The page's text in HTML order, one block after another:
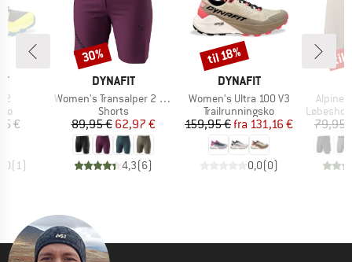
2
€
(1)
MÆRKE
DYNAFIT
Artikel
Women's Transalper 2 Light DST Shorts
Produktgruppe
Shorts
Pris
89,95 €Nedsat pris
62,97 €
4,3(6)
Rabat
30%
MÆRKE
DYNAFIT
Artikel
Women's Ultra 100 V3
Produktgruppe
Trailrunningsko
Pris
159,95 € Nedsat pris
fra 131,16 €
0,0(0)
Rabat
til 18%
Artikel
Alpine
Løbeshorts
79,95
til